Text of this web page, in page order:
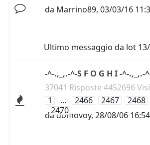
da Marrino89, 03/03/16
Ultimo messaggio da lot
-^-.,_,.-^-S F O G H I -^-.,_,.-^-
37041 Risposte 4452696
1
… 2466 2467 2468
2470
dadomovoy, 28/08/06 16:54